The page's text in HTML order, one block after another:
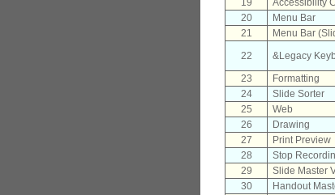
19
Accessibility
20
Menu Bar
21
Menu Bar
22
&Legacy
23
Formatting
24
Slide Sorter
25
Web
26
Drawing
27
Print Preview
28
Stop
29
Slide Master
30
Handout